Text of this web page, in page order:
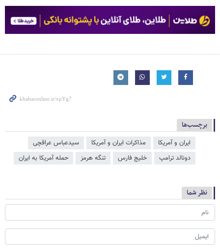
برچسب‌ها
ایران و آمریکا مذاکرات ایران و آمریکا
سیدعباس عراقچی
دونالد ترامپ
خلیج فارس تنگه هرمز حمله آمریکا به ایران
نظر شما